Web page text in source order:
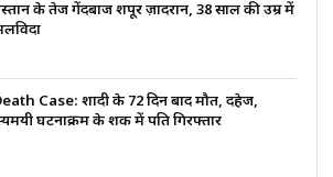
के तेज गेंदबाज शपूर ज़ादरान, 38 साल की उम्र में
Case: शादी के 72 दिन बाद मौत, दहेज,
घटनाक्रम के शक में पति गिरफ्तार